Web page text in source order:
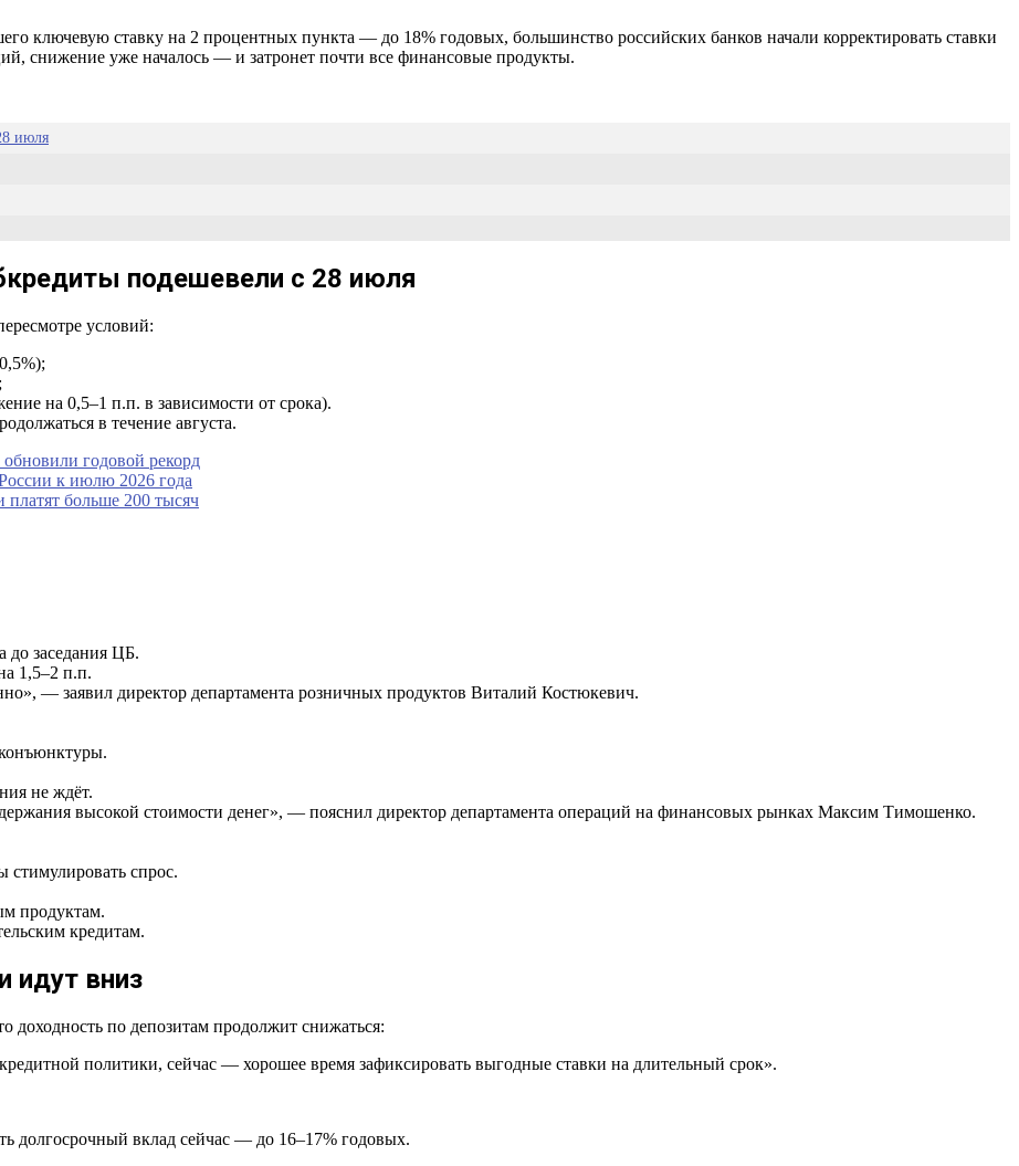
ключевую ставку на 2 процентных пункта — до 18% годовых, большинство российских банков начали корректировать ставки
снижение уже началось — и затронет почти все финансовые продукты.
июля
подешевели с 28 июля
условий:
на 0,5–1 п.п. в зависимости от срока).
в течение августа.
годовой рекорд
к июлю 2026 года
больше 200 тысяч
до заседания ЦБ.
1,5–2 п.п.
— заявил директор департамента розничных продуктов Виталий Костюкевич.
не ждёт.
высокой стоимости денег», — пояснил директор департамента операций на финансовых рынках Максим Тимошенко.
спрос.
продуктам.
кредитам.
идут вниз
доходность по депозитам продолжит снижаться:
политики, сейчас — хорошее время зафиксировать выгодные ставки на длительный срок».
долгосрочный вклад сейчас — до 16–17% годовых.